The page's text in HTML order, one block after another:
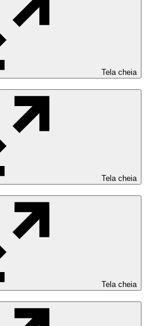
Tela cheia
Tela cheia
Tela cheia